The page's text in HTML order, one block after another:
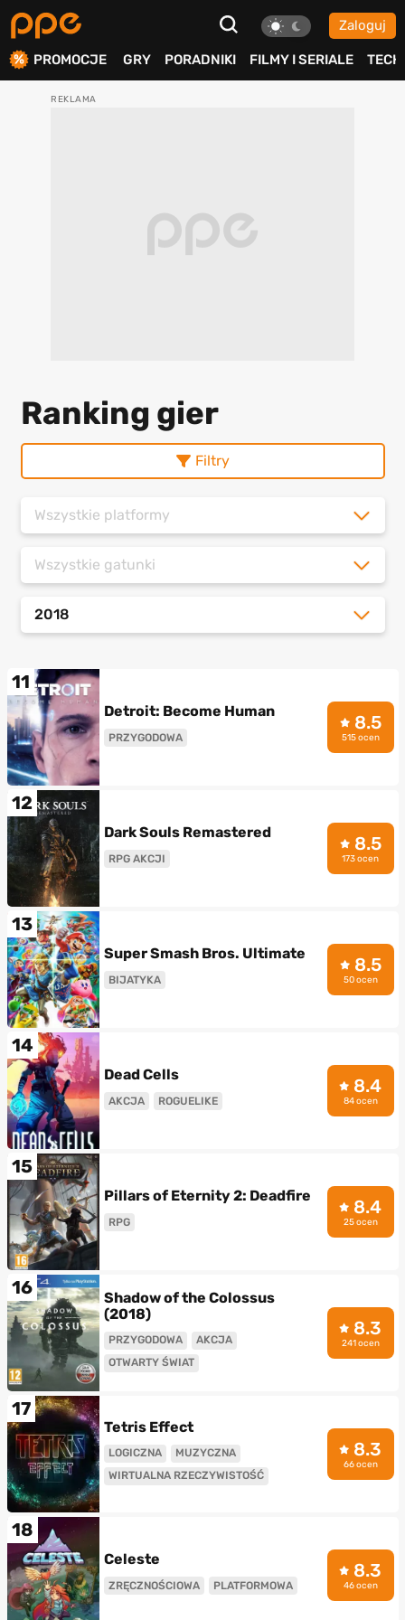
Zaloguj
PROMOCJE GRY PORADNIKI FILMY I SERIALE TECH
Ranking gier
Filtry
Wszystkie platformy
Wszystkie gatunki
2018
11
Detroit: Become Human
PRZYGODOWA
8.5
515 ocen
12
Dark Souls Remastered
RPG AKCJI
8.5
173 ocen
13
Super Smash Bros. Ultimate
BIJATYKA
8.5
50 ocen
14
Dead Cells
AKCJA ROGUELIKE
8.4
84 ocen
15
Pillars of Eternity 2: Deadfire
RPG
8.4
25 ocen
16
Shadow of the Colossus
(2018)
PRZYGODOWA
AKCJA
OTWARTY ŚWIAT
8.3
241 ocen
17
Tetris Effect
LOGICZNA
MUZYCZNA
WIRTUALNA RZECZYWISTOŚĆ
8.3
66 ocen
18
Celeste
ZRĘCZNOŚCIOWA PLATFORMOWA
8.3
46 ocen